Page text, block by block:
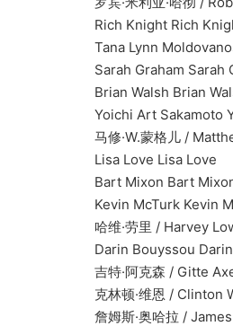
Rich Knight Rich
Tana Lynn Moldovanos
Sarah Graham Sarah
Brian Walsh Brian
Yoichi Art Sakamoto
马修·W.蒙格儿 / Matthew
Lisa Love Lisa Love
Bart Mixon Bart
Kevin McTurk Kevin
哈维·劳里 / Harvey
Darin Bouyssou Darin
吉特·阿克森 / Gitte
克林顿·维恩 / Clinton
詹姆斯·奥哈拉 / James